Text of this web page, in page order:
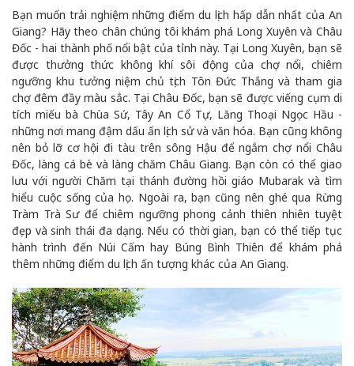
Bạn muốn trải nghiệm những điểm du lịch hấp dẫn nhất của An
Giang? Hãy theo chân chúng tôi khám phá Long Xuyên và Châu
Đốc - hai thành phố nổi bật của tỉnh này. Tại Long Xuyên, bạn sẽ
được thưởng thức không khí sôi động của chợ nổi, chiêm
ngưỡng khu tưởng niệm chủ tịch Tôn Đức Thắng và tham gia
chợ đêm đầy màu sắc. Tại Châu Đốc, bạn sẽ được viếng cụm di
tích miếu bà Chùa Sứ, Tây An Cổ Tự, Lăng Thoại Ngọc Hầu -
những nơi mang đậm dấu ấn lịch sử và văn hóa. Bạn cũng không
nên bỏ lỡ cơ hội đi tàu trên sông Hậu để ngắm chợ nổi Châu
Đốc, làng cá bè và làng chăm Châu Giang. Bạn còn có thể giao
lưu với người Chăm tại thánh đường hồi giáo Mubarak và tìm
hiểu cuộc sống của họ. Ngoài ra, bạn cũng nên ghé qua Rừng
Tràm Trà Sư để chiêm ngưỡng phong cảnh thiên nhiên tuyệt
đẹp và sinh thái đa dạng. Nếu có thời gian, bạn có thể tiếp tục
hành trình đến Núi Cấm hay Búng Bình Thiên để khám phá
thêm những điểm du lịch ấn tượng khác của An Giang.